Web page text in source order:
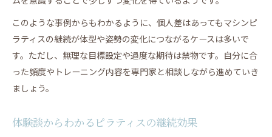
このような事例からもわかるように、個人差はあってもマシンピ
ラティスの継続が体型や姿勢の変化につながるケースは多いで
す。ただし、無理な目標設定や過度な期待は禁物です。自分に合
った頻度やトレーニング内容を専門家と相談しながら進めていき
ましょう。
体験談からわかるピラティスの継続効果